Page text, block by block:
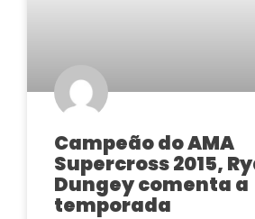
Campeão do AMA
Supercross 2015,
Dungey comenta a
temporada